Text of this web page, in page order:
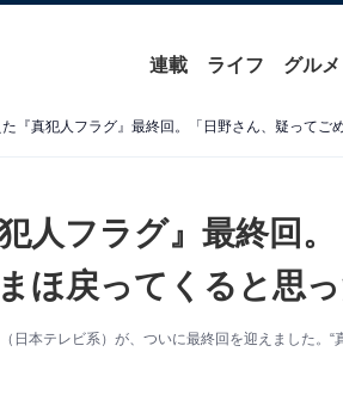
連載 ライフ グルメ
『真犯人フラグ』最終回。「日野さん、疑ってご
人フラグ』最終回
ほ戻ってくると思っ
日本テレビ系）が、ついに最終回を迎えました。“